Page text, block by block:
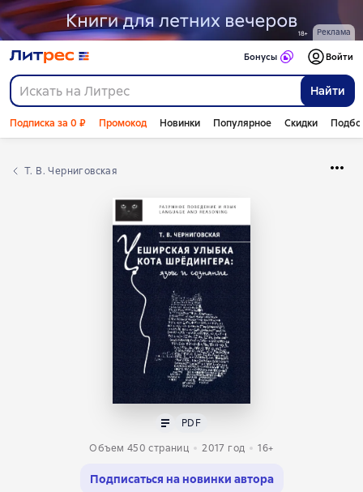
Реклама
Найти
Бонусы Войти
Подписка за 0 ₽ Промокод Новинки Популярное Скидки
Т. В. Черниговская
Текст PDF
PDF
Объем 450 страниц
2017 год 16+
Подписаться на новинки автора